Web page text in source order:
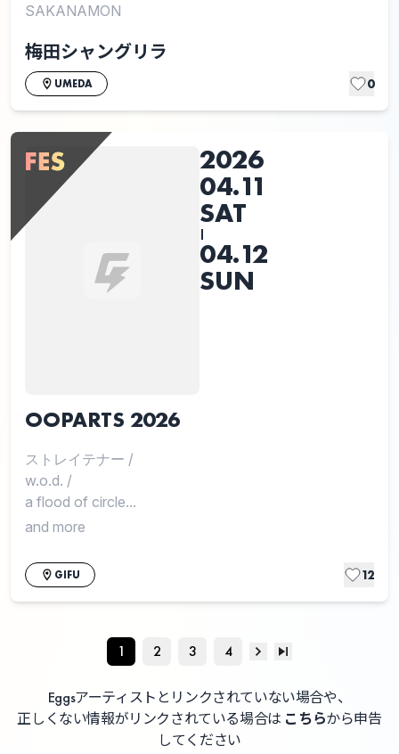
SAKANAMON
梅田シャングリラ
UMEDA 0
2026
04.11
SAT
|
04.12
SUN
OOPARTS 2026
ストレイテナー /
w.o.d. /
a flood of circle...
and more
GIFU 12
1 2 3 4
Eggsアーティストとリンクされていない場合や、
正しくない情報がリンクされている場合は こちらから申告
してください